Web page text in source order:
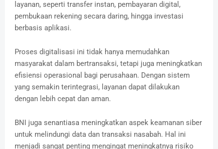
layanan, seperti transfer instan, pembayaran digital,
pembukaan rekening secara daring, hingga investasi
berbasis aplikasi.
Proses digitalisasi ini tidak hanya memudahkan
masyarakat dalam bertransaksi, tetapi juga meningkatkan
efisiensi operasional bagi perusahaan. Dengan sistem
yang semakin terintegrasi, layanan dapat dilakukan
dengan lebih cepat dan aman.
BNI juga senantiasa meningkatkan aspek keamanan siber
untuk melindungi data dan transaksi nasabah. Hal ini
menjadi sangat penting mengingat meningkatnya risiko